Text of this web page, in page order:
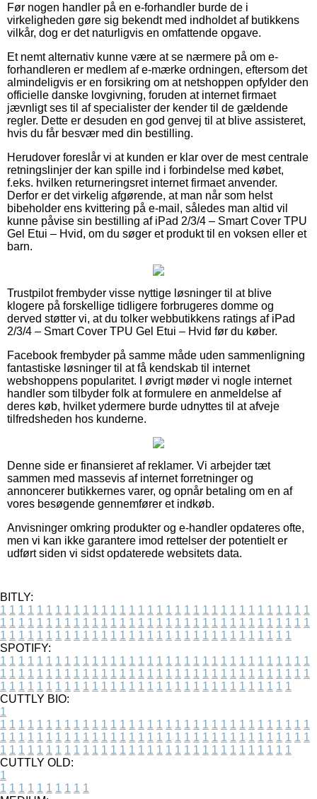
Før nogen handler på en e-forhandler burde de i
virkeligheden gøre sig bekendt med indholdet af butikkens
vilkår, dog er det naturligvis en omfattende opgave.
Et nemt alternativ kunne være at se nærmere på om e-
forhandleren er medlem af e-mærke ordningen, eftersom det
almindeligvis er en forsikring om at netshoppen opfylder den
officielle danske lovgivning, foruden at internet firmaet
jævnligt ses til af specialister der kender til de gældende
regler. Dette er desuden en god genvej til at blive assisteret,
hvis du får besvær med din bestilling.
Herudover foreslår vi at kunden er klar over de mest centrale
retningslinjer der kan spille ind i forbindelse med købet,
f.eks. hvilken returneringsret internet firmaet anvender.
Derfor er det virkelig afgørende, at man når som helst
bibeholder ens kvittering på e-mail, således man altid vil
kunne påvise sin bestilling af iPad 2/3/4 – Smart Cover TPU
Gel Etui – Hvid, om du søger et produkt til en voksen eller et
barn.
Trustpilot frembyder visse nyttige løsninger til at blive
klogere på forskellige tidligere forbrugeres domme og
derved støtter vi, at du tolker webbutikkens ratings af iPad
2/3/4 – Smart Cover TPU Gel Etui – Hvid før du køber.
Facebook frembyder på samme måde uden sammenligning
fantastiske løsninger til at få kendskab til internet
webshoppens popularitet. I øvrigt møder vi nogle internet
handler som tilbyder folk at formulere en anmeldelse af
deres køb, hvilket ydermere burde udnyttes til at afveje
tilfredsheden hos kunderne.
Denne side er finansieret af reklamer. Vi arbejder tæt
sammen med massevis af internet forretninger og
annoncerer butikkernes varer, og opnår betaling om en af
vores besøgende gennemfører et indkøb.
Anvisninger omkring produkter og e-handler opdateres ofte,
men vi kan ikke garantere imod rettelser der potentielt er
udført siden vi sidst opdaterede websitets data.
BITLY:
1 1 1 1 1 1 1 1 1 1 1 1 1 1 1 1 1 1 1 1 1 1 1 1 1 1 1 1 1 1 1 1 1 1
1 1 1 1 1 1 1 1 1 1 1 1 1 1 1 1 1 1 1 1 1 1 1 1 1 1 1 1 1 1 1 1 1 1
1 1 1 1 1 1 1 1 1 1 1 1 1 1 1 1 1 1 1 1 1 1 1 1 1 1 1 1 1 1 1 1
SPOTIFY:
1 1 1 1 1 1 1 1 1 1 1 1 1 1 1 1 1 1 1 1 1 1 1 1 1 1 1 1 1 1 1 1 1 1
1 1 1 1 1 1 1 1 1 1 1 1 1 1 1 1 1 1 1 1 1 1 1 1 1 1 1 1 1 1 1 1 1 1
1 1 1 1 1 1 1 1 1 1 1 1 1 1 1 1 1 1 1 1 1 1 1 1 1 1 1 1 1 1 1 1
CUTTLY BIO:
1
1 1 1 1 1 1 1 1 1 1 1 1 1 1 1 1 1 1 1 1 1 1 1 1 1 1 1 1 1 1 1 1 1 1
1 1 1 1 1 1 1 1 1 1 1 1 1 1 1 1 1 1 1 1 1 1 1 1 1 1 1 1 1 1 1 1 1 1
1 1 1 1 1 1 1 1 1 1 1 1 1 1 1 1 1 1 1 1 1 1 1 1 1 1 1 1 1 1 1 1
CUTTLY OLD:
1
1 1 1 1 1 1 1 1 1 1